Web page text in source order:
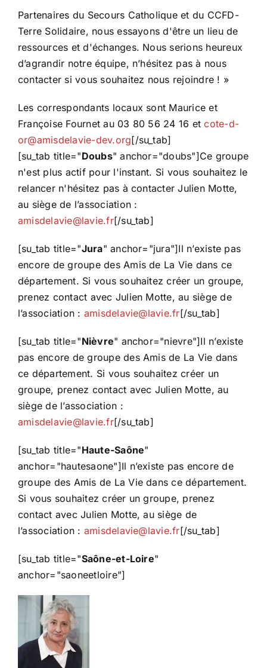
Partenaires du Secours Catholique et du CCFD-
Terre Solidaire, nous essayons d'être un lieu de
ressources et d'échanges. Nous serions heureux
d’agrandir notre équipe, n’hésitez pas à nous
contacter si vous souhaitez nous rejoindre ! »
Les correspondants locaux sont Maurice et
Françoise Fournet au 03 80 56 24 16 etcote-d-
or@amisdelavie-dev.org[/su_tab]
[su_tab title="Doubs" anchor="doubs"]Ce groupe
n'est plus actif pour l'instant. Si vous souhaitez le
relancer n'hésitez pas à contacter Julien Motte,
au siège de l’association :
amisdelavie@lavie.fr[/su_tab]
[su_tab title="Jura" anchor="jura"]Il n’existe pas
encore de groupe des Amis de La Vie dans ce
département. Si vous souhaitez créer un groupe,
prenez contact avec Julien Motte, au siège de
l’association : amisdelavie@lavie.fr[/su_tab]
[su_tab title="Nièvre" anchor="nievre"]Il n’existe
pas encore de groupe des Amis de La Vie dans
ce département. Si vous souhaitez créer un
groupe, prenez contact avec Julien Motte, au
siège de l’association :
amisdelavie@lavie.fr[/su_tab]
[su_tab title="Haute-Saône"
anchor="hautesaone"]Il n’existe pas encore de
groupe des Amis de La Vie dans ce département.
Si vous souhaitez créer un groupe, prenez
contact avec Julien Motte, au siège de
l’association : amisdelavie@lavie.fr[/su_tab]
[su_tab title="Saône-et-Loire"
anchor="saoneetloire"]